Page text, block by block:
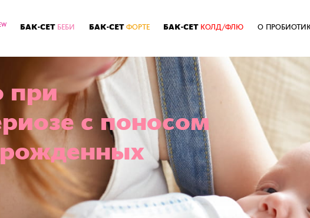
БАК-СЕТ БЕБИ БАК-СЕТФОРТЕ БАК-СЕТ КОЛД/ФЛЮ О
при
с поносом